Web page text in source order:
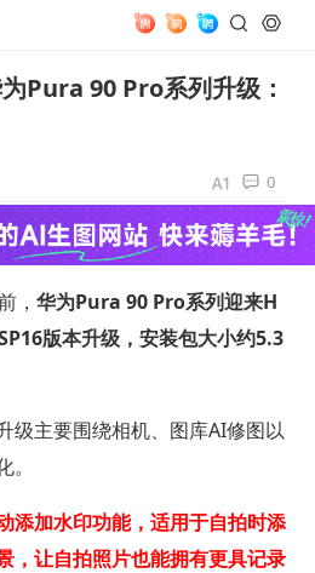
Pura 90 Pro系列升级：
0
， 华为Pura 90 Pro系列迎来H
版本升级，安装包大小约5.3
级主要围绕相机、图库AI修图以
添加水印功能，适用于自拍时添
，让自拍照片也能拥有更具记录